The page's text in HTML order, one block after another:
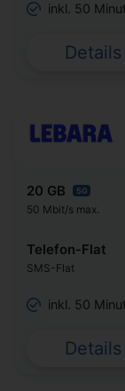
inkl. 50
Details
20 GB 5G
50 Mbit/s max.
Telefon-Flat
SMS-Flat
inkl. 50
Details